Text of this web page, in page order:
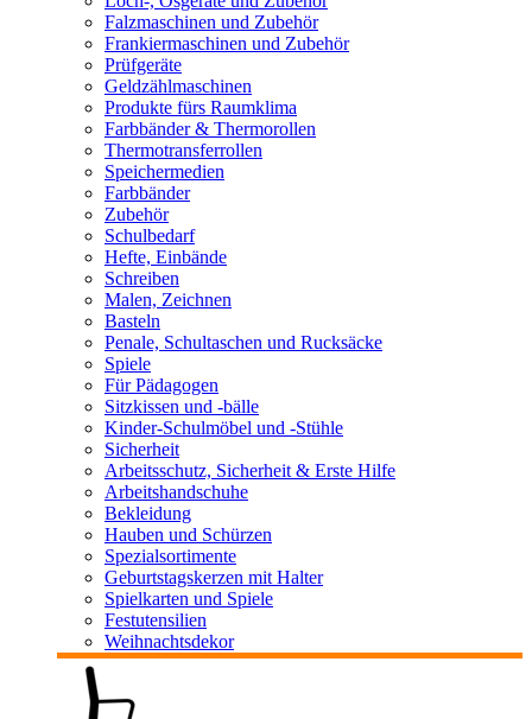
Falzmaschinen und Zubehör
Frankiermaschinen und Zubehör
Prüfgeräte
Geldzählmaschinen
Produkte fürs Raumklima
Farbbänder & Thermorollen
Thermotransferrollen
Speichermedien
Farbbänder
Zubehör
Schulbedarf
Hefte, Einbände
Schreiben
Malen, Zeichnen
Basteln
Penale, Schultaschen und Rucksäcke
Spiele
Für Pädagogen
Sitzkissen und -bälle
Kinder-Schulmöbel und -Stühle
Sicherheit
Arbeitsschutz, Sicherheit & Erste Hilfe
Arbeitshandschuhe
Bekleidung
Hauben und Schürzen
Spezialsortimente
Geburtstagskerzen mit Halter
Spielkarten und Spiele
Festutensilien
Weihnachtsdekor